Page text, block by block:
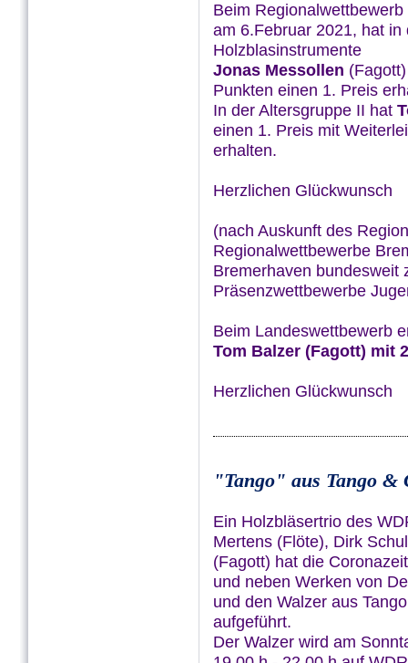
Beim
am 6.Februar 2021, hat in
Holzblasinstrumente
Jonas Messollen
Punkten einen 1. Preis
In der Altersgruppe II hat
einen 1. Preis mit
erhalten.
Herzlichen Glückwunsch
(nach Auskunft des
Regionalwettbewerbe
Bremerhaven bundesweit
Präsenzwettbewerbe
Beim Landeswettbewerb
Tom Balzer (Fagott) mit
Herzlichen Glückwunsch
"Tango" aus Tango &
Ein Holzbläsertrio des
Mertens (Flöte), Dirk
(Fagott) hat die
und neben Werken von
und den Walzer aus
aufgeführt.
Der Walzer wird am